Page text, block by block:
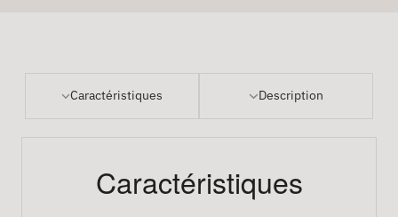
Caractéristiques Description
Caractéristiques